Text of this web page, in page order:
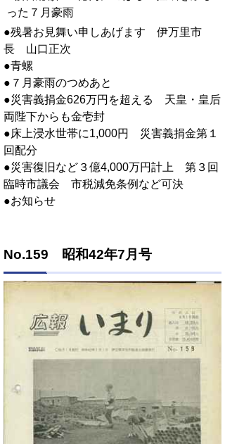
った７月豪雨
●残暑お見舞い申しあげます 伊万里市
長 山口正次
●青螺
●７月豪雨のつめあと
●災害義捐金626万円を超える 天皇・皇后
両陛下からも金壱封
●床上浸水世帯に1,000円 災害義捐金第１
回配分
●災害復旧など３億4,000万円計上 第３回
臨時市議会 市税減免条例など可決
●お知らせ
No.159 昭和42年7月号